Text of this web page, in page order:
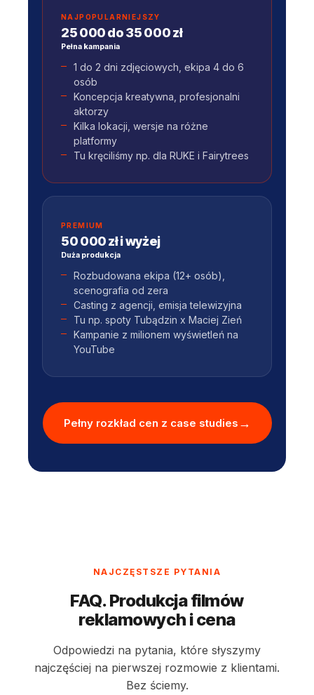
NAJPOPULARNIEJSZY
25 000 do 35 000 zł
Pełna kampania
1 do 2 dni zdjęciowych, ekipa 4 do 6
osób
Koncepcja kreatywna, profesjonalni
aktorzy
Kilka lokacji, wersje na różne
platformy
Tu kręciliśmy np. dla RUKE i Fairytrees
PREMIUM
50 000 zł i wyżej
Duża produkcja
Rozbudowana ekipa (12+ osób),
scenografia od zera
Casting z agencji, emisja telewizyjna
Tu np. spoty Tubądzin x Maciej Zień
Kampanie z milionem wyświetleń na
YouTube
Pełny rozkład cen z case studies
NAJCZĘSTSZE PYTANIA
FAQ. Produkcja filmów
reklamowych i cena
Odpowiedzi na pytania, które słyszymy
najczęściej na pierwszej rozmowie z klientami.
Bez ściemy.